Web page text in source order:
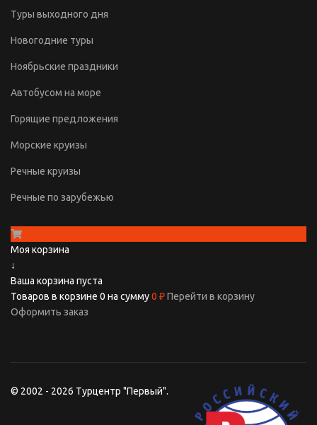
Туры выходного дня
Новогодние туры
Ноябрьские праздники
Автобусом на море
Горящие предложения
Морские круизы
Речные круизы
Речные по зарубежью
Моя корзина
↓
Ваша корзина пуста
Товаров в корзине 0 на сумму0 ₽Перейти в корзину
Оформить заказ
© 2002 - 2026 Турцентр "Первый".